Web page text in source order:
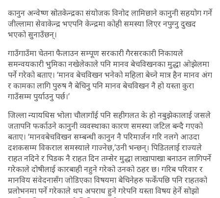
कानुन अन्वेष्ण स्रोतकेन्द्रका संयोजक विनोद लामिछाने कानुनी सहयोग गर्ने
जील्लामा सेवाकेन्द्र भएपनि केन्द्रमा कोही समस्या लिएर नपुग्नु दुखद
भएको सुनाउँछन्।
गाउँगाउँमा चेतना फैलाउन सम्पूण सरकारी गैरसरकारी निकायले
समन्वयकारी भुमिका नखेलेकाले पनि मानव बेचविखनका मुद्धा ओझेलमा
पर्ने गरेको बताए। ‘मानव बेचविखन भनेको महिला बेच्ने मात्र हैन मानव अंग
र कामका लागि पुरुष नै बेचिनु पनि मानव बेचविखन नै हो यस्ता कुरा
गाउँसम्म पुर्याउनु पर्छ।’
जिल्ला न्यायधिस भोला चौलागाँई पनि सहीगलत के हो नबुझेकालाई जसले
जतापनि फर्काउने कानुनी व्यवस्थाका कारण समस्या जटिल बन्दै गएको
बताए। ‘मानवबेचविखन सम्बन्धी कानुन नै परिमार्जन गरि नलगे आउदा
दशकसम्म विकराल समस्याले गाज्नेछ,’उनी भन्छन्। पिडितलाई राज्यले
राहत नदिने र पिडक नै राहत दिन तम्सेर मुद्धा लाखापाखा बनाउन लागिपर्ने
गरेकाले दोषीलाई कारबाही नहुने गरेको उनको ठहर छ। गरिब परिवार र
मानविय संवेदनासँग जोडिएका विषयमा बेचिनेहरु फर्केपछि पनि राहतको
प्रलोभनमा पर्ने गरेकाले थप अपराध हुने गरेपनि यस्ता विषय हेर्ने सोझो